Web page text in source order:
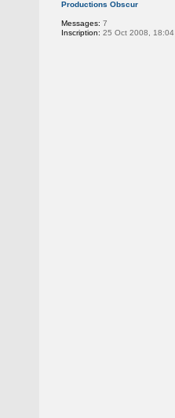
Productions Obscur
Messages: 7
Inscription: 25 Oct 2008, 18:04